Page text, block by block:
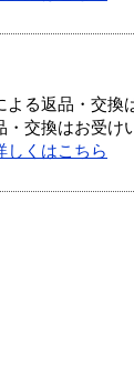
よる返品・交換
交換はお受け
しくはこちら